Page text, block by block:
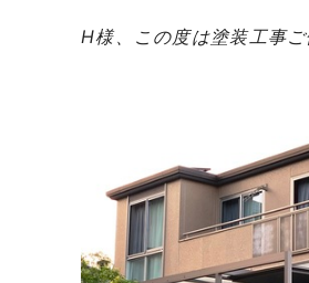
H様、この度は塗装工事